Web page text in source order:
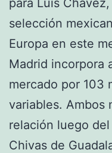
selección
Europa en este
Madrid incorpora
mercado por 103
variables. Ambos
relación luego
Chivas de